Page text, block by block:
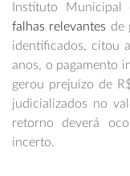
Instituto Municipal
falhas relevantes de
identificados, citou
anos, o pagamento
gerou prejuízo de
judicializados no
retorno deverá
incerto.